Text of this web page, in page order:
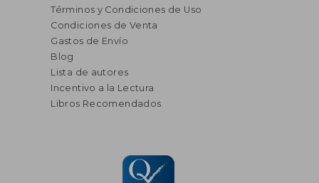
Términos y Condiciones de Uso
Condiciones de Venta
Gastos de Envío
Blog
Lista de autores
Incentivo a la Lectura
Libros Recomendados